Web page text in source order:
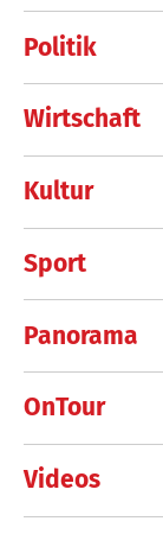
Politik
Wirtschaft
Kultur
Sport
Panorama
OnTour
Videos